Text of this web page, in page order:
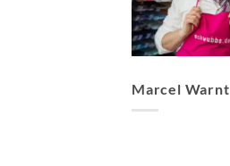
Marcel Warnt